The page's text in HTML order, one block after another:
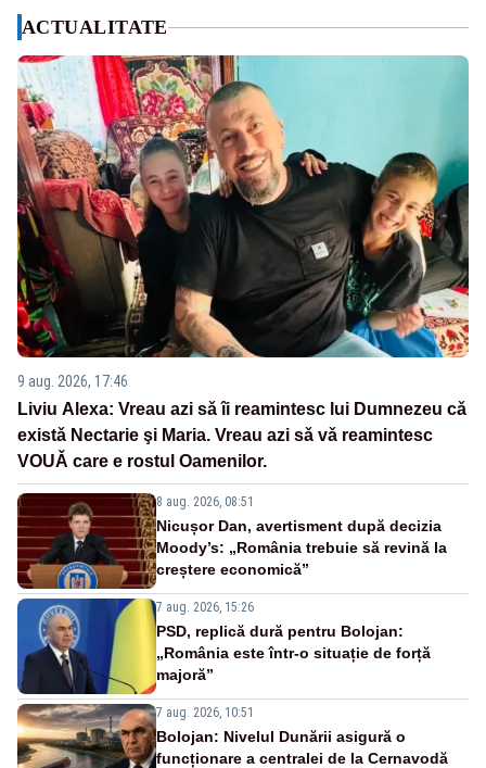
ACTUALITATE
9 aug. 2026, 17:46
Liviu Alexa: Vreau azi sǎ îi reamintesc lui Dumnezeu cǎ
existǎ Nectarie şi Maria. Vreau azi sǎ vǎ reamintesc
VOUǍ care e rostul Oamenilor.
8 aug. 2026, 08:51
Nicușor Dan, avertisment după decizia
Moody’s: „România trebuie să revină la
creștere economică”
7 aug. 2026, 15:26
PSD, replică dură pentru Bolojan:
„România este într-o situație de forță
majoră”
7 aug. 2026, 10:51
Bolojan: Nivelul Dunării asigură o
funcționare a centralei de la Cernavodă